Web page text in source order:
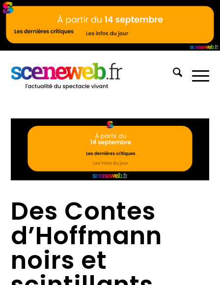
Des Contes
d’Hoffmann
noirs et